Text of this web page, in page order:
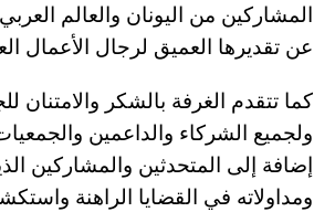
المشاركين من اليونان والعالم
عن تقديرها العميق لرجال الأعمال
كما تتقدم الغرفة بالشكر والامتنان
ولجميع الشركاء والداعمين
إضافة إلى المتحدثين والمشاركين
ومداولاته في القضايا الراهنة